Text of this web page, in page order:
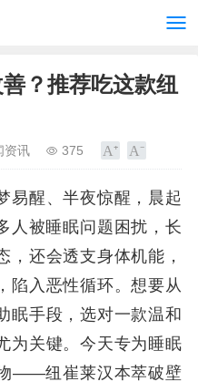
？推荐吃这款纽
资讯 375
易醒、半夜惊醒，晨起
被睡眠问题困扰，长
，还会透支身体机能，
陷入恶性循环。想要从
眠手段，选对一款温和
为关键。今天专为睡眠
——纽崔莱汉本萃破壁